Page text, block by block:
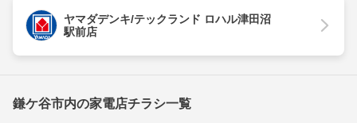
ヤマダデンキ/テックランド ロハル津田沼
駅前店
鎌ケ谷市内の家電店チラシ一覧